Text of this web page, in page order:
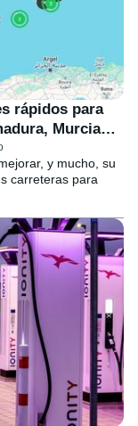
rápidos para
Murcia…
y mucho, su
carreteras para